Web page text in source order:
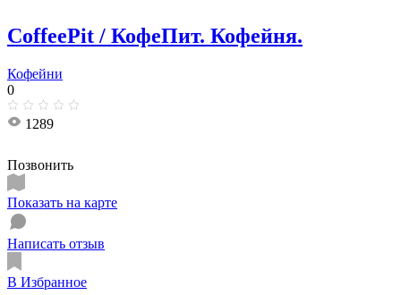
CoffeePit / КофеПит. Кофейня.
Кофейни
0
1289
Позвонить
Показать на карте
Написать отзыв
В Избранное